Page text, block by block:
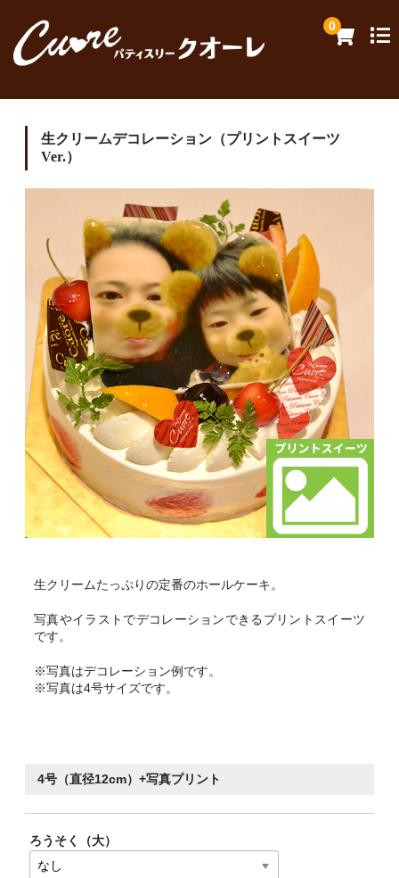
0
ブライダル
ギフトセット
焼き菓子
定番スイーツ
生クリームデコレーション（プリントスイーツ
Ver.）
生クリームたっぷりの定番のホールケーキ。
写真やイラストでデコレーションできるプリントスイーツ
です。
※写真はデコレーション例です。
※写真は4号サイズです。
4号（直径12cm）+写真プリント
ろうそく（大）